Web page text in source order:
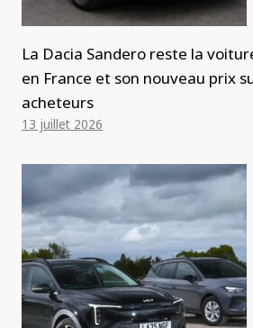
La Dacia Sandero reste la
en France et son nouveau prix
acheteurs
13 juillet 2026